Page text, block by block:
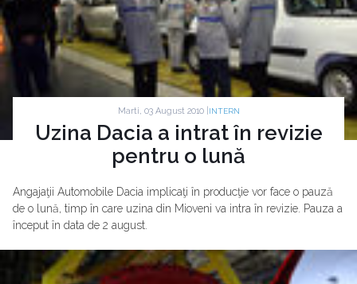
Marti, 03 August 2010 | INTERN
Uzina Dacia a intrat în revizie
pentru o lună
Angajaţii Automobile Dacia implicaţi în producţie vor face o pauză
de o lună, timp în care uzina din Mioveni va intra în revizie. Pauza a
început în data de 2 august.